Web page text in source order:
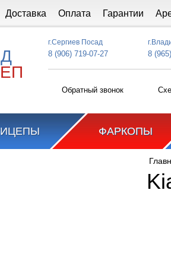
Доставка Оплата Гарантии
г.Сергиев Посад
8 (906) 719-07-27 8
Обратный звонок
ФАРКОПЫ